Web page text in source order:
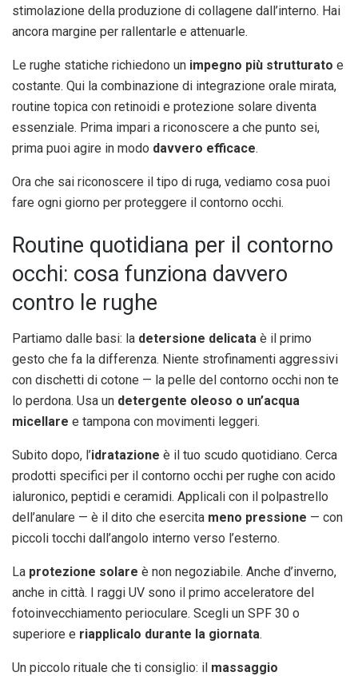
stimolazione della produzione di collagene dall’interno. Hai
ancora margine per rallentarle e attenuarle.
Le rughe statiche richiedono un impegno più strutturato e
costante. Qui la combinazione di integrazione orale mirata,
routine topica con retinoidi e protezione solare diventa
essenziale. Prima impari a riconoscere a che punto sei,
prima puoi agire in modo davvero efficace.
Ora che sai riconoscere il tipo di ruga, vediamo cosa puoi
fare ogni giorno per proteggere il contorno occhi.
Routine quotidiana per il contorno
occhi: cosa funziona davvero
contro le rughe
Partiamo dalle basi: la detersione delicata è il primo
gesto che fa la differenza. Niente strofinamenti aggressivi
con dischetti di cotone — la pelle del contorno occhi non te
lo perdona. Usa un detergente oleoso o un’acqua
micellare e tampona con movimenti leggeri.
Subito dopo, l’idratazione è il tuo scudo quotidiano. Cerca
prodotti specifici per il contorno occhi per rughe con acido
ialuronico, peptidi e ceramidi. Applicali con il polpastrello
dell’anulare — è il dito che esercita meno pressione — con
piccoli tocchi dall’angolo interno verso l’esterno.
La protezione solare è non negoziabile. Anche d’inverno,
anche in città. I raggi UV sono il primo acceleratore del
fotoinvecchiamento perioculare. Scegli un SPF 30 o
superiore e riapplicalo durante la giornata.
Un piccolo rituale che ti consiglio: il massaggio